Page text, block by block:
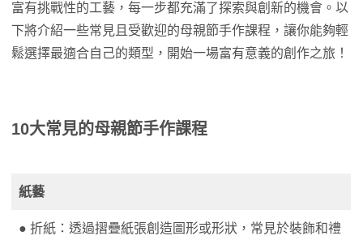
富有挑戰性的工藝，每一步都充滿了探索與創新的機會。以
下將介紹一些常見且受歡迎的母親節手作課程，讓你能夠輕
鬆選擇最適合自己的類型，開始一場富有意義的創作之旅！
10大常見的母親節手作課程
紙藝
● 折紙：透過摺疊紙張創造圖形或形狀，常見於裝飾和禮